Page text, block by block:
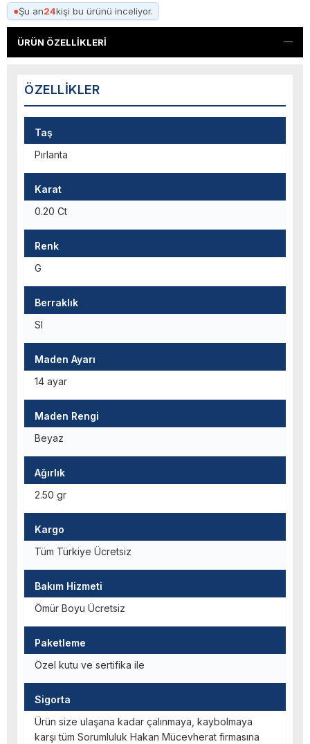
●Şu an24kişi bu ürünü inceliyor.
ÜRÜN ÖZELLIKLERI
ÖZELLIKLER
Taş
Pırlanta
Karat
0.20 Ct
Renk
G
Berraklık
SI
Maden Ayarı
14 ayar
Maden Rengi
Beyaz
Ağırlık
2.50 gr
Kargo
Tüm Türkiye Ücretsiz
Bakım Hizmeti
Ömür Boyu Ücretsiz
Paketleme
Özel kutu ve sertifika ile
Sigorta
Ürün size ulaşana kadar çalınmaya, kaybolmaya
karşı tüm Sorumluluk Hakan Mücevherat firmasına